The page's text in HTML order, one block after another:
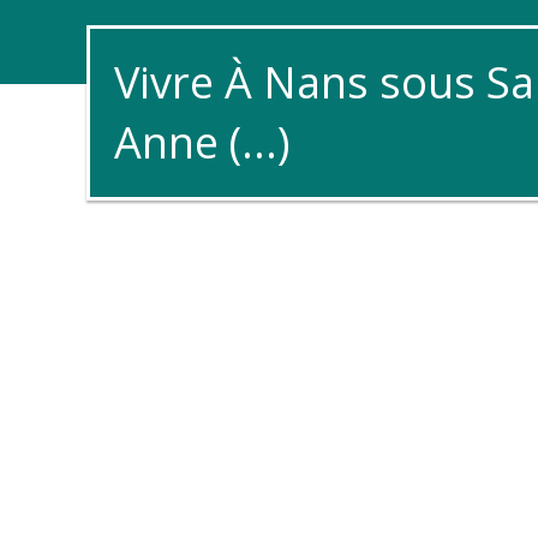
Vivre À Nans sous
Anne (...)